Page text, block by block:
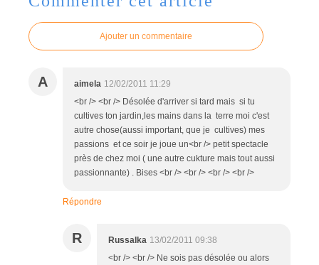
Ajouter un commentaire
A aimela 12/02/2011 11:29
<br /> <br /> Désolée d'arriver si tard mais si tu
cultives ton jardin,les mains dans la terre moi c'est
autre chose(aussi important, que je cultives) mes
passions et ce soir je joue un<br /> petit spectacle
près de chez moi ( une autre cukture mais tout aussi
passionnante) . Bises <br /> <br /> <br /> <br />
Répondre
R Russalka 13/02/2011 09:38
<br /> <br /> Ne sois pas désolée ou alors